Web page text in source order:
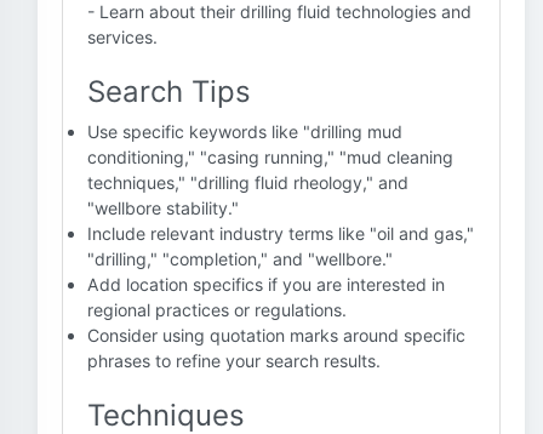
- Learn about their drilling fluid technologies and
services.
Search Tips
Use specific keywords like "drilling mud
conditioning," "casing running," "mud cleaning
techniques," "drilling fluid rheology," and
"wellbore stability."
Include relevant industry terms like "oil and gas,"
"drilling," "completion," and "wellbore."
Add location specifics if you are interested in
regional practices or regulations.
Consider using quotation marks around specific
phrases to refine your search results.
Techniques